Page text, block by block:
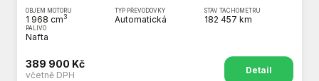
OBJEM MOTORU
1 968 cm3
TYP PŘEVODOVKY
Automatická
STAV TACHOMETRU
182 457 km
PALIVO
Nafta
389 900 Kč
včetně DPH Detail